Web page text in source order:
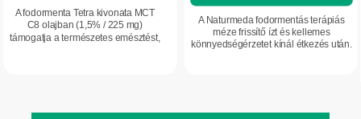
A fodormenta Tetra kivonata MCT
C8 olajban (1,5% / 225 mg)
támogatja a természetes emésztést,
A Naturmeda fodormentás terápiás
méze frissítő ízt és kellemes
könnyedségérzetet kínál étkezés után.